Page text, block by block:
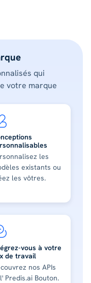
qui
votre marque
les
existants ou
les vôtres.
vous à votre
de travail
nos APIs
Predis.ai Bouton.